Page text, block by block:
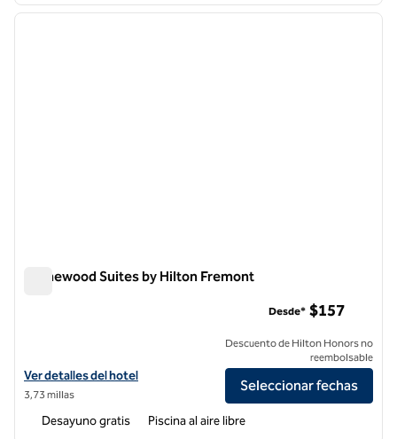
1 de 12
Homewood Suites by Hilton Fremont
Ver detalles del hotel Homewood Suites by Hilton Fremont
Ver detalles del hotel
3,73 millas
Desde* $157
Descuento de Hilton Honors no
reembolsable
Seleccionar fechas
Desayuno gratis Piscina al aire libre